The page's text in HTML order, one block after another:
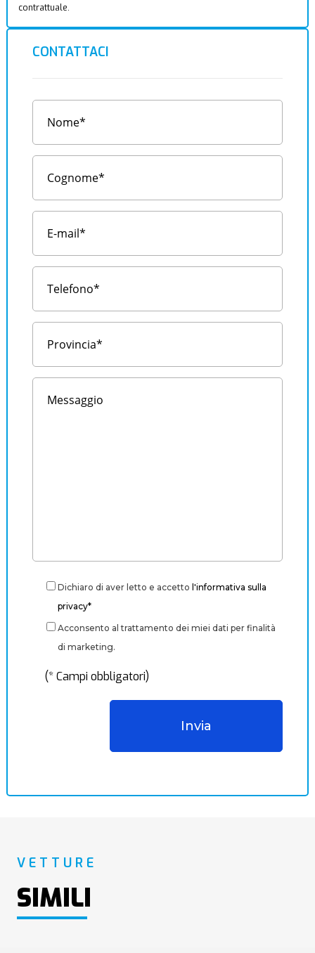
contrattuale.
CONTATTACI
Dichiaro di aver letto e accetto l'informativa sulla
privacy*
Acconsento al trattamento dei miei dati per finalità
di marketing.
(* Campi obbligatori)
VETTURE
SIMILI